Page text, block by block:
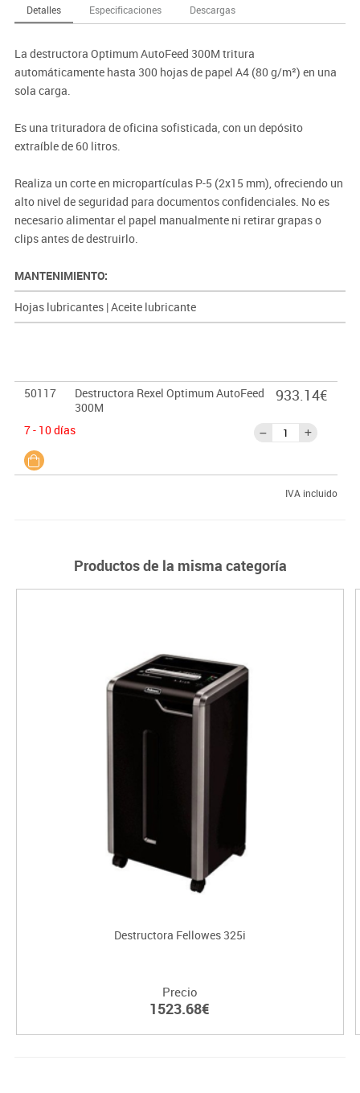
Detalles Especificaciones Descargas
La destructora Optimum AutoFeed 300M tritura
automáticamente hasta 300 hojas de papel A4 (80 g/m²) en una
sola carga.
Es una trituradora de oficina sofisticada, con un depósito
extraíble de 60 litros.
Realiza un corte en micropartículas P-5 (2x15 mm), ofreciendo un
alto nivel de seguridad para documentos confidenciales. No es
necesario alimentar el papel manualmente ni retirar grapas o
clips antes de destruirlo.
MANTENIMIENTO:
Hojas lubricantes|Aceite lubricante
50117
Destructora Rexel Optimum AutoFeed
300M
7 - 10 días
933.14€
IVA incluido
Productos de la misma categoría
Destructora Fellowes 325i
Precio
1523.68€